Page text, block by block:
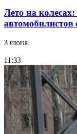
Лето на
автомобилистов
3 июня
11:33